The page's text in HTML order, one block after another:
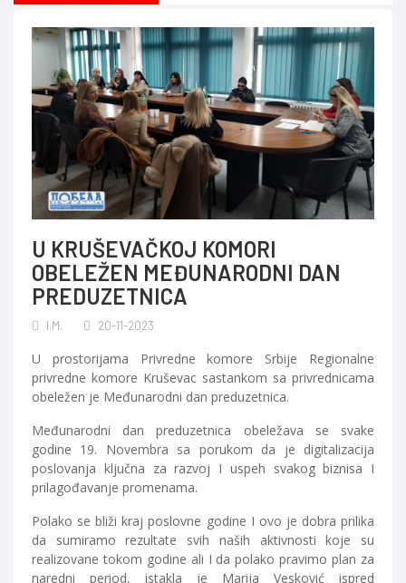
U KRUŠEVAČKOJ KOMORI
OBELEŽEN MEĐUNARODNI DAN
PREDUZETNICA
I.M. 20-11-2023
U prostorijama Privredne komore Srbije Regionalne
privredne komore Kruševac sastankom sa privrednicama
obeležen je Međunarodni dan preduzetnica.
Međunarodni dan preduzetnica obeležava se svake
godine 19. Novembra sa porukom da je digitalizacija
poslovanja ključna za razvoj I uspeh svakog biznisa I
prilagođavanje promenama.
Polako se bliži kraj poslovne godine I ovo je dobra prilika
da sumiramo rezultate svih naših aktivnosti koje su
realizovane tokom godine ali I da polako pravimo plan za
naredni period, istakla je Marija Vesković ispred